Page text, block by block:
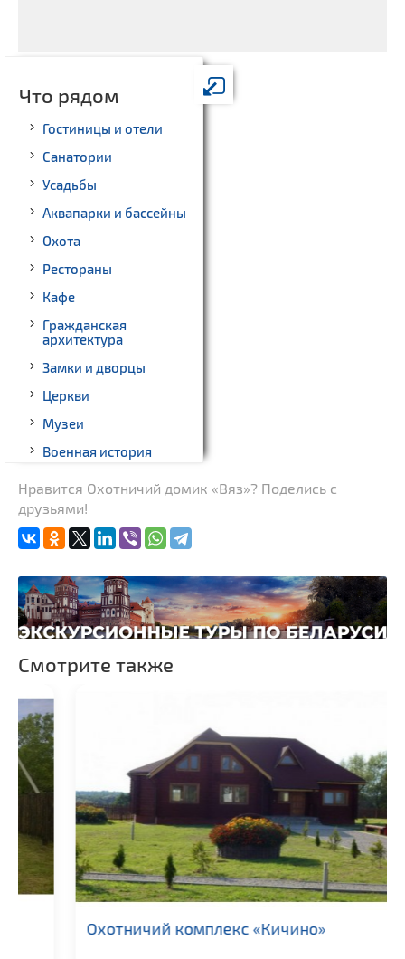
Что рядом
Гостиницы и отели
Санатории
Усадьбы
Аквапарки и бассейны
Охота
Рестораны
Кафе
Гражданская
архитектура
Замки и дворцы
Церкви
Музеи
Военная история
Костелы
Национальные парки и
заказники
Речной транспорт и
причалы
Нравится Охотничий домик «Вяз»? Поделись с
друзьями!
Смотрите также
Охотничий комплекс «Кичино»